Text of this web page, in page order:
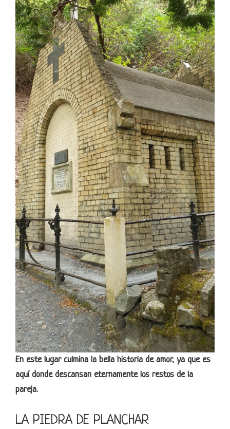
En este lugar culmina la bella historia de amor, ya que es
aquí donde descansan eternamente los restos de la
pareja.
LA PIEDRA DE PLANCHAR